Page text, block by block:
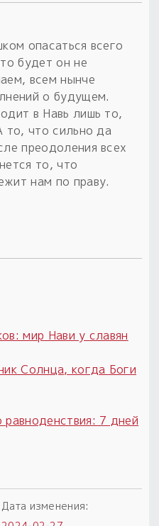
опасаться всего
будет он не
всем нынче
о будущем.
в Навь лишь то,
то, что сильно да
преодоления всех
то, что
нам по праву.
мир Нави у славян
Солнца, когда Боги
равноденствия: 7 дней
Дата изменения: